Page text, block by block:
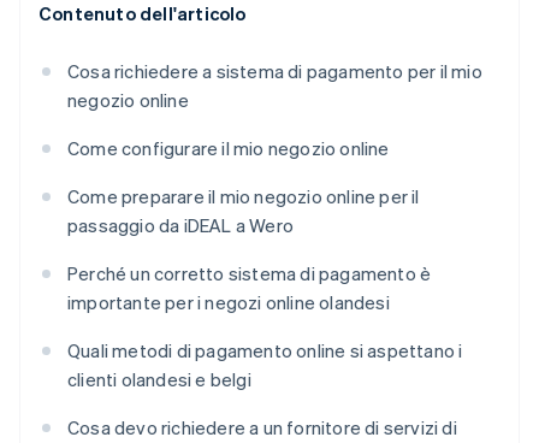
Contenuto dell'articolo
Cosa richiedere a sistema di pagamento per il mio
negozio online
Come configurare il mio negozio online
Come preparare il mio negozio online per il
passaggio da iDEAL a Wero
Perché un corretto sistema di pagamento è
importante per i negozi online olandesi
Quali metodi di pagamento online si aspettano i
clienti olandesi e belgi
Cosa devo richiedere a un fornitore di servizi di